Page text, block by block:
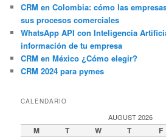
CRM en Colombia: cómo las
sus procesos comerciales
WhatsApp API con Inteligencia
información de tu empresa
CRM en México ¿Cómo elegir?
CRM 2024 para pymes
CALENDARIO
AUGUST 2026
M T W T F